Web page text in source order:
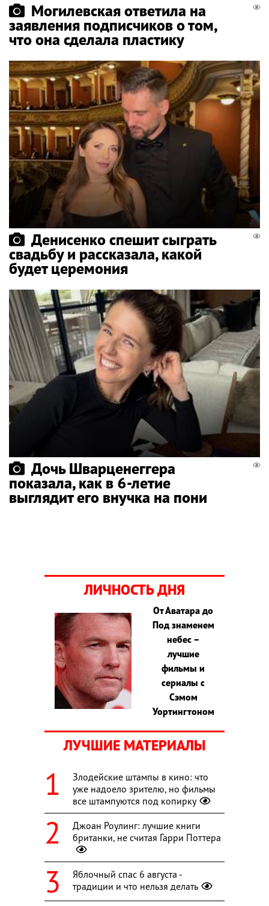
Могилевская ответила на
заявления подписчиков о том,
что она сделала пластику
Денисенко спешит сыграть
свадьбу и рассказала, какой
будет церемония
Дочь Шварценеггера
показала, как в 6-летие
выглядит его внучка на пони
ЛИЧНОСТЬ ДНЯ
От Аватара до
Под знаменем
небес –
лучшие
фильмы и
сериалы с
Сэмом
Уортингтоном
ЛУЧШИЕ МАТЕРИАЛЫ
Злодейские штампы в кино: что
уже надоело зрителю, но фильмы
все штампуются под копирку
Джоан Роулинг: лучшие книги
британки, не считая Гарри Поттера
Яблочный спас 6 августа -
традиции и что нельзя делать